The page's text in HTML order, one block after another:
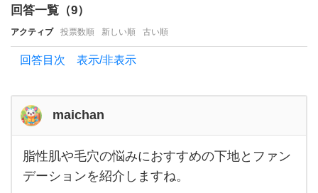
ら教
え
て
だ
さ
い。
私は
脂が
回答一覧（9）
アクティブ 投票数順 新しい順 古い順
回答目次 表示/非表示
maichan
脂性
肌や
毛穴
脂性肌や毛穴の悩みにおすすめの下地とファン
デーションを紹介しますね。